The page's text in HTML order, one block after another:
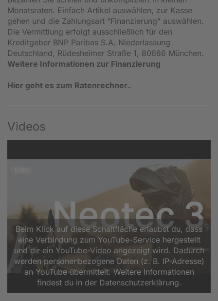
Monatsraten. Einfach Artikel auswählen, zur Kasse
gehen und die Zahlungsart "Finanzierung" auswählen.
Die Vermittlung erfolgt ausschließlich für den
Kreditgeber BNP Paribas S.A. Niederlassung
Deutschland, Rüdesheimer Straße 1, 80686 München.
Weitere Informationen zur Finanzierung
Hier geht es zum Ratenrechner..
Videos
Beim Klick auf diese Schaltfläche erlaubst du, dass
eine Verbindung zum YouTube-Service hergestellt
und dir ein YouTube-Video angezeigt wird. Dadurch
werden personenbezogene Daten (z. B. IP-Adresse)
an YouTube übermittelt. Weitere Informationen
findest du in der Datenschutzerklärung.